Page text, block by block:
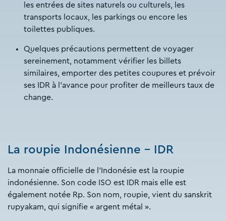
les entrées de sites naturels ou culturels, les
transports locaux, les parkings ou encore les
toilettes publiques.
Quelques précautions permettent de voyager
sereinement, notamment vérifier les billets
similaires, emporter des petites coupures et prévoir
ses IDR à l’avance pour profiter de meilleurs taux de
change.
La roupie Indonésienne – IDR
La monnaie officielle de l’Indonésie est la roupie
indonésienne. Son code ISO est IDR mais elle est
également notée Rp. Son nom, roupie, vient du sanskrit
rupyakam, qui signifie « argent métal ».